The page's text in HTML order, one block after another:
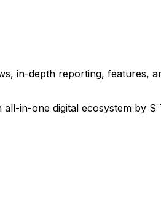
in-depth reporting, features,
in-one digital ecosystem by S